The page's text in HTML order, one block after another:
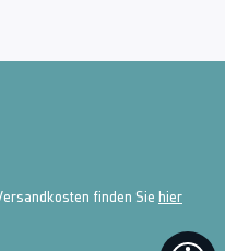
finden Sie hier